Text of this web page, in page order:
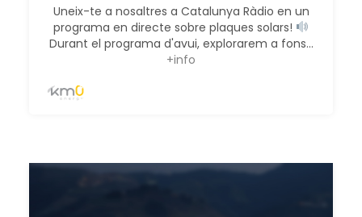
Uneix-te a nosaltres a Catalunya Ràdio en un
programa en directe sobre plaques solars!
Durant el programa d'avui, explorarem a fons...
+info